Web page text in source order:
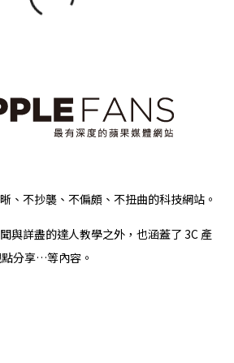
、不抄襲、不偏頗、不扭曲的科技網站。
與詳盡的達人教學之外，也涵蓋了 3C 產
分享…等內容。